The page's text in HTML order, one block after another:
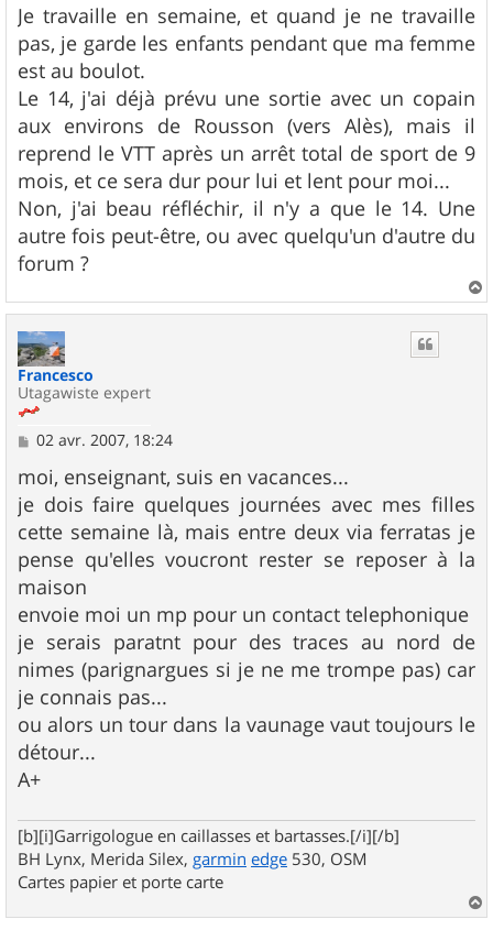
s
s
a
g
e
Je travaille en semaine, et quand je ne travaille
pas, je garde les enfants pendant que ma femme
est au boulot.
Le 14, j'ai déjà prévu une sortie avec un copain
aux environs de Rousson (vers Alès), mais il
reprend le VTT après un arrêt total de sport de 9
mois, et ce sera dur pour lui et lent pour moi...
Non, j'ai beau réfléchir, il n'y a que le 14. Une
autre fois peut-être, ou avec quelqu'un d'autre du
forum ?
a
Francesco
Utagawiste expert
M
s
s
a
g
e
02 avr. 2007, 18:24
moi, enseignant, suis en vacances...
je dois faire quelques journées avec mes filles
cette semaine là, mais entre deux via ferratas je
pense qu'elles voucront rester se reposer à la
maison
envoie moi un mp pour un contact telephonique
je serais paratnt pour des traces au nord de
nimes (parignargues si je ne me trompe pas) car
je connais pas...
ou alors un tour dans la vaunage vaut toujours le
détour...
A+
[b][i]Garrigologue en caillasses et bartasses.[/i][/b]
BH Lynx, Merida Silex, garmin edge 530, OSM
Cartes papier et porte carte
a